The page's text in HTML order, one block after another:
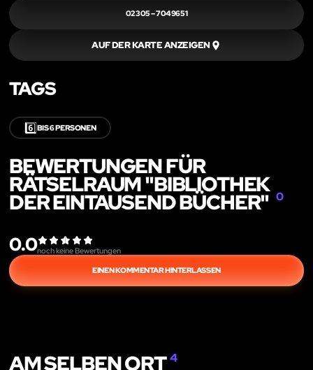
02305 – 7049651
AUF DER KARTE ANZEIGEN
TAGS
6️⃣BIS 6 PERSONEN
BEWERTUNGEN FÜR
RÄTSELRAUM "BIBLIOTHEK
DER EINTAUSEND BÜCHER" 0
0.0noch keine Bewertungen
EINEN KOMMENTAR HINTERLASSEN
AM SELBEN ORT4